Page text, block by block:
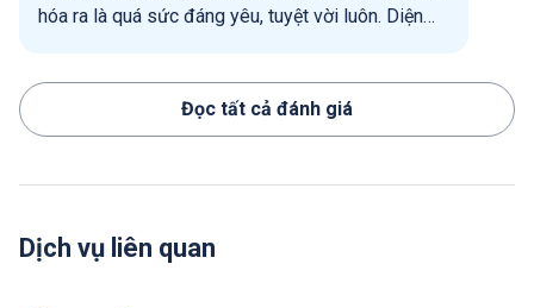
hóa ra là quá sức đáng yêu, tuyệt vời luôn. Diện
dạng, đẹp và được bảo quản tốt. Không khí bên
trong khu vực tham quan trong lành sạch sẽ. Các
điểm cực kỳ phù hợp cho các bạn yêu thích lịch
trang, hoặc đơn giản chốn an lành tĩnh tâm để
Đọc tất cả đánh giá
Dịch vụ liên quan